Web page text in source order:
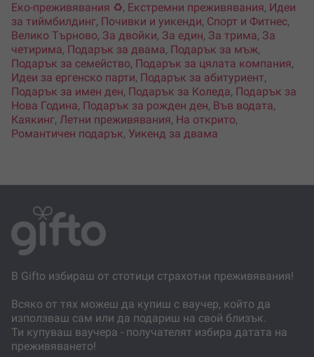
Еко-преживявания ♻️, Екстремни преживявания, Идеи
за тиймбилдинг, Почивки и уикенди, Спорт и Фитнес,
Велико Търново, За двойки, За един, За трима, За
четирима, Подарък за двама, Подарък за мъж,
Подарък за семейство, Подарък за цялата компания,
Идеи за ергенско парти, Подарък за абитуриент,
Подарък за имен ден, Подарък за Коледа, Подарък за
Нова Година, Подарък за рожден ден, Във водата,
Каякинг, Летни преживявания, На открито,
Романтичен подарък, Уикенд за двама
В Gifto избираш от стотици страхотни преживявания!
Всяко от тях можеш да купиш с ваучер, който да
използваш сам или да подариш на свой близък.
Ти купуваш ваучера - получателят избира датата на
преживяването!